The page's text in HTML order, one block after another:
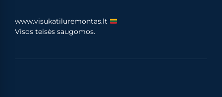
www.visukatiluremontas.lt
Visos teisės saugomos.